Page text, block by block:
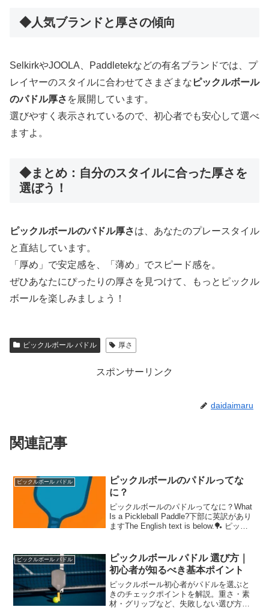
◆人気ブランドと厚さの傾向
SelkirkやJOOLA、Paddletekなどの有名ブランドでは、プ
レイヤーのスタイルに合わせてさまざまな ピックルボール
のパドル厚さ を展開しています。
選びやすく表示されているので、初心者でも安心して選べ
ますよ。
◆まとめ：自分のスタイルに合った厚さを
選ぼう！
ピックルボールのパドル厚さは、あなたのプレースタイル
と直結しています。
「厚め」で安定感を、「薄め」でスピード感を。
ぜひあなたにぴったりの厚さを見つけて、もっとピックル
ボールを楽しみましょう！
ピックルボール パドル 厚さ
スポンサーリンク
daidaimaru
関連記事
ピックルボール パドル
ピックルボールのパドルってな
に？
ピックルボールのパドルってなに？What
Is a Pickleball Paddle?下部に英訳があり
ますThe English text is below.🏓 ピック
ピックルボール パドル
ピックルボール パドル 選び方｜
初心者が知るべき基本ポイント
ピックルボール初心者がパドルを選ぶと
きのチェックポイントを解説。重さ・素
材・グリップなど、失敗しない選び方を